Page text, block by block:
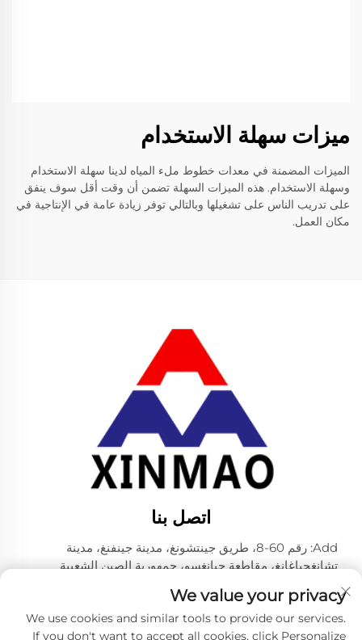
ميزات سهلة الاستخدام
الميزات المضمنة في معدات خطوط ملء المياه لدينا سهلة الاستخدام
وسهلة الاستخدام. هذه الميزات السهلة تضمن أن وقت أقل سوف ينفق
على تدريب الناس على تشغيلها وبالتالي توفر زيادة عامة في الإنتاجية في
مكان العمل.
اتصل بنا
Add: رقم 60-8، طريق جينتشونغ، مدينة جينفنغ، مدينة
تشانغجياغانغ، مقاطعة جيانغسو، جمهورية الصين الشعبية
رقم الهاتف:+86-18952445692
البريد الإلكتروني:[email protected]
We value your privacy
We use cookies and similar tools to provide our services.
If you don't want to accept all cookies, click Personalize